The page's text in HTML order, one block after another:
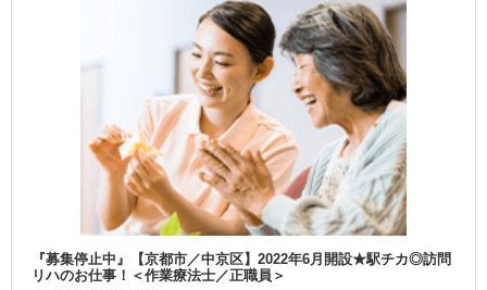
『募集停止中』【京都市／中京区】2022年6月開設★駅チカ◎訪問
リハのお仕事！＜作業療法士／正職員＞